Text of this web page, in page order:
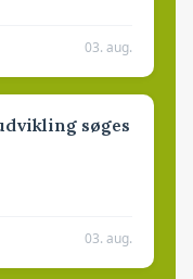
03. aug.
søges
03. aug.